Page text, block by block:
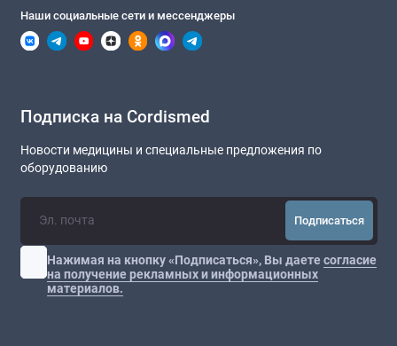
Наши социальные сети и мессенджеры
Подписка на Cordismed
Новости медицины и специальные предложения по
оборудованию
Подписаться
Нажимая на кнопку «Подписаться», Вы даетесогласие
на получение рекламных и информационных
материалов.